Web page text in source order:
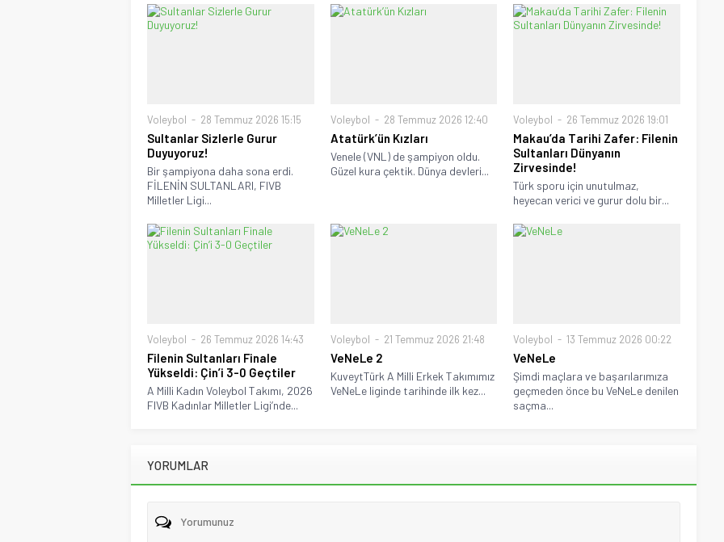
Voleybol 28 Temmuz 2026 15:15
Sultanlar Sizlerle Gurur
Duyuyoruz!
Bir şampiyona daha sona erdi.
FİLENİN SULTANLARI, FIVB
Milletler Ligi...
Voleybol 28 Temmuz 2026 12:40
Atatürk’ün Kızları
Venele (VNL) de şampiyon oldu.
Güzel kura çektik. Dünya devleri...
Voleybol 26 Temmuz 2026 19:01
Makau’da Tarihi Zafer: Filenin
Sultanları Dünyanın
Zirvesinde!
Türk sporu için unutulmaz,
heyecan verici ve gurur dolu bir...
Voleybol 26 Temmuz 2026 14:43
Filenin Sultanları Finale
Yükseldi: Çin’i 3-0 Geçtiler
A Milli Kadın Voleybol Takımı, 2026
FIVB Kadınlar Milletler Ligi’nde...
Voleybol 21 Temmuz 2026 21:48
VeNeLe 2
KuveytTürk A Milli Erkek Takımımız
VeNeLe liginde tarihinde ilk kez...
Voleybol 13 Temmuz 2026 00:22
VeNeLe
Şimdi maçlara ve başarılarımıza
geçmeden önce bu VeNeLe denilen
saçma...
YORUMLAR